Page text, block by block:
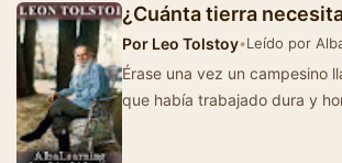
¿Cuánta tierra
Por Leo Tolstoy•Leído por
Érase una vez un campesino
que había trabajado dura y honestamente para